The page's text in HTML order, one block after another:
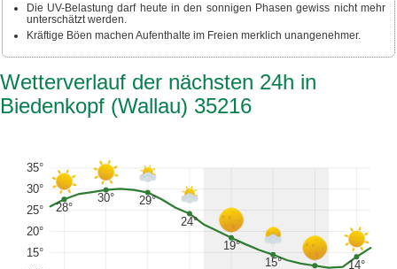
Die UV-Belastung darf heute in den sonnigen Phasen gewiss nicht mehr
unterschätzt werden.
Kräftige Böen machen Aufenthalte im Freien merklich unangenehmer.
Wetterverlauf der nächsten 24h in
Biedenkopf (Wallau) 35216
15°
20°
25°
30°
35°
28°
30°
29°
24°
19°
15° 14°